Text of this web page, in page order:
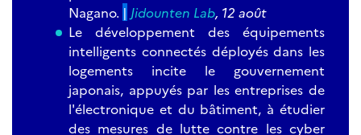
Nagano. | Jidounten Lab, 12 août
Le développement des équipements
intelligents connectés déployés dans les
logements incite le gouvernement
japonais, appuyés par les entreprises de
l'électronique et du bâtiment, à étudier
des mesures de lutte contre les cyber